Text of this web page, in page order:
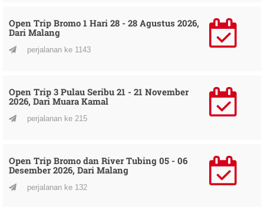
Open Trip Bromo 1 Hari 28 - 28 Agustus 2026,
Dari Malang
perjalanan ke 1143
Open Trip 3 Pulau Seribu 21 - 21 November
2026, Dari Muara Kamal
perjalanan ke 215
Open Trip Bromo dan River Tubing 05 - 06
Desember 2026, Dari Malang
perjalanan ke 132